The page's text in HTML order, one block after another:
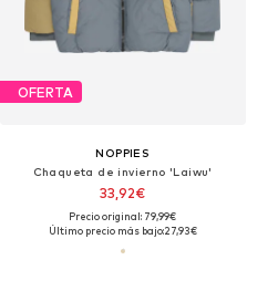
OFERTA
NOPPIES
Chaqueta de invierno 'Laiwu'
33,92€
Precio original: 79,99€
Último precio más bajo:27,93€